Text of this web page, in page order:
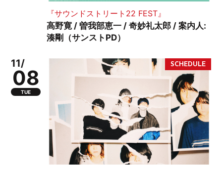
『サウンドストリート22 FEST』
高野寛 / 曽我部恵一 / 奇妙礼太郎 / 案内人:
湊剛（サンストPD）
11/
08
TUE